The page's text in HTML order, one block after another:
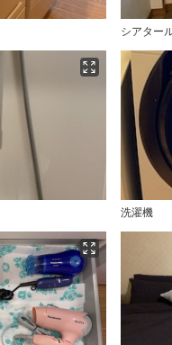
シアター
洗濯機